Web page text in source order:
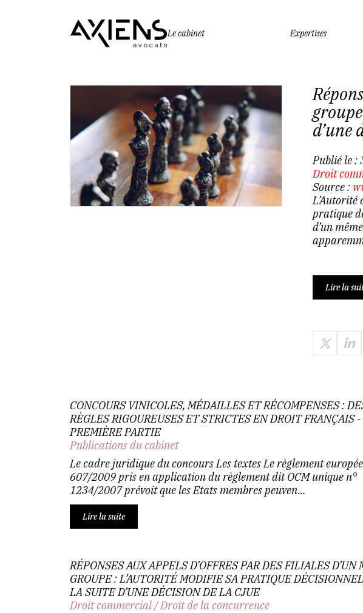
Le cabinet
Expertises
d’une
Publié le :
Droit
Source :
L’Autorité
pratique
d’un
Lire la
CONCOURS VINICOLES, MÉDAILLES ET RÉCOMPENSES :
RÈGLES RIGOUREUSES ET STRICTES EN DROIT FRANÇAIS -
PREMIÈRE PARTIE
Publications du cabinet
Le cadre juridique du concours Les textes Le règlement
607/2009 pris en application du règlement dit OCM unique n°
1234/2007 prévoit que les Etats membres peuven...
Lire la suite
RÉPONSES AUX APPELS D’OFFRES PAR DES FILIALES D’UN
GROUPE : L’AUTORITÉ MODIFIE SA PRATIQUE
LA SUITE D’UNE DÉCISION DE LA CJUE
Droit commercial/Droit de la concurrence